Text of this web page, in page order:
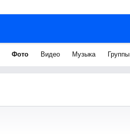
Фото Видео Музыка Группы